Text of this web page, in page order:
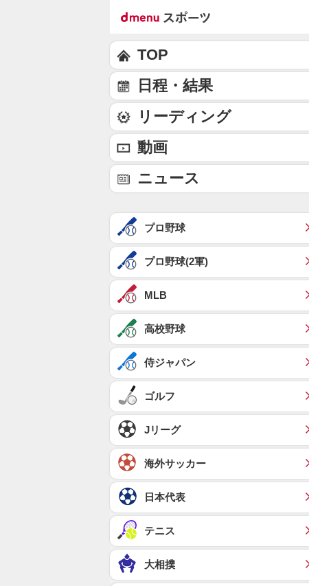
TOP
日程・結果
リーディング
動画
ニュース
プロ野球
プロ野球(2軍)
MLB
高校野球
侍ジャパン
ゴルフ
Jリーグ
海外サッカー
日本代表
テニス
大相撲